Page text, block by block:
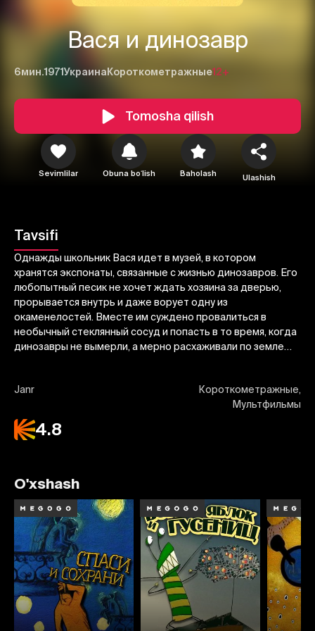
Вася и динозавр
6мин.1971Украина Короткометражные12+
Tomosha qilish
Sevimlilar Obuna boʻlish Baholash Ulashish
Tavsifi
Однажды школьник Вася идет в музей, в котором
хранятся экспонаты, связанные с жизнью динозавров. Его
любопытный песик не хочет ждать хозяина за дверью,
прорывается внутрь и даже ворует одну из
окаменелостей. Вместе им суждено провалиться в
необычный стеклянный сосуд и попасть в то время, когда
динозавры не вымерли, а мерно расхаживали по земле…
Janr
Короткометражные,
Мультфильмы
4.8
1 2 3
O'xshash